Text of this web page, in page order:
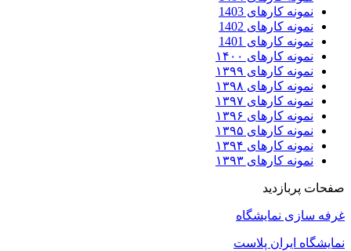
نمونه کارهای 1403
نمونه کارهای 1402
نمونه کارهای 1401
نمونه کارهای ۱۴۰۰
نمونه کارهای ۱۳۹۹
نمونه کارهای ۱۳۹۸
نمونه کارهای ۱۳۹۷
نمونه کارهای ۱۳۹۶
نمونه کارهای ۱۳۹۵
نمونه کارهای ۱۳۹۴
نمونه کارهای ۱۳۹۳
صفحات پربازدید
غرفه سازی نمایشگاه
نمایشگاه ایران پلاست